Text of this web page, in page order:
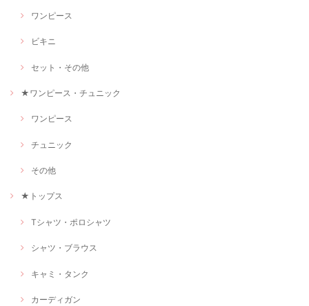
ワンピース
ビキニ
セット・その他
★ワンピース・チュニック
ワンピース
チュニック
その他
★トップス
Tシャツ・ポロシャツ
シャツ・ブラウス
キャミ・タンク
カーディガン